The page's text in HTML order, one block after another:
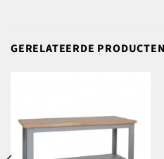
GERELATEERDE PRODUCTEN